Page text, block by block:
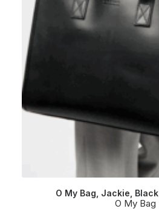
O My Bag, Jackie, Black
O My Bag